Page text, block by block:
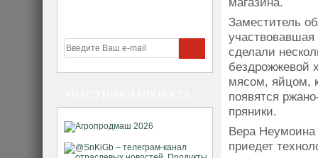
Заместитель
участвовавшая
сделали
бездрожжевой
мясом, яйцом,
появятся
пряники.
Вера Неумоина
приедет